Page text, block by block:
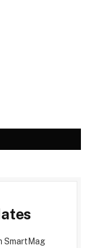
SmartMag